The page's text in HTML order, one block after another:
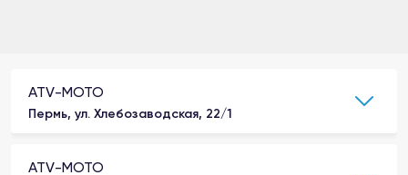
ATV-MOTO
Пермь, ул. Хлебозаводская, 22/1
ATV-MOTO